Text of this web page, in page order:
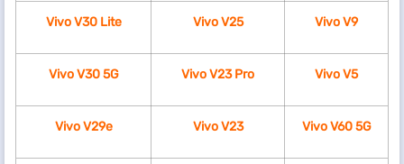
Vivo V30 Lite Vivo V25 Vivo V9
Vivo V30 5G Vivo V23 Pro Vivo V5
Vivo V29e Vivo V23 Vivo V60 5G